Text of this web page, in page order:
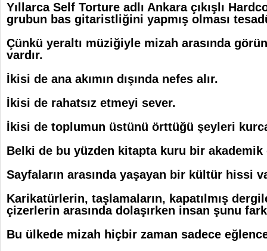
Yıllarca Self Torture adlı Ankara çıkışlı
grubun bas gitaristliğini yapmış olması
Çünkü yeraltı müziğiyle mizah arasında
vardır.
İkisi de ana akımın dışında nefes alır.
İkisi de rahatsız etmeyi sever.
İkisi de toplumun üstünü örttüğü şeyleri
Belki de bu yüzden kitapta kuru bir
Sayfaların arasında yaşayan bir kültür hissi
Karikatürlerin, taşlamaların, kapatılmış
çizerlerin arasında dolaşırken insan şunu
Bu ülkede mizah hiçbir zaman sadece